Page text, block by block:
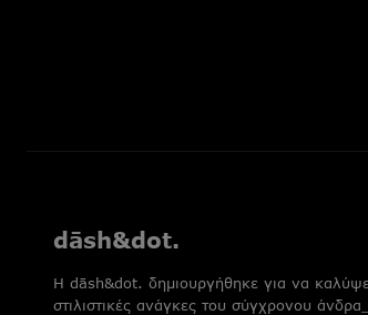
dāsh&dot.
H dāsh&dot. δημιουργήθηκε για να
στιλιστικές ανάγκες του σύγχρονου